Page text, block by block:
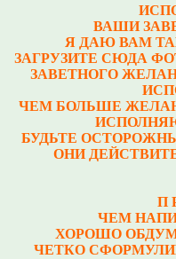
ВАШИ
Я ДАЮ ВАМ
ЗАГРУЗИТЕ СЮДА
ЗАВЕТНОГО
ЧЕМ БОЛЬШЕ
БУДЬТЕ
ОНИ
П
ЧЕМ
ХОРОШО
ЧЕТКО